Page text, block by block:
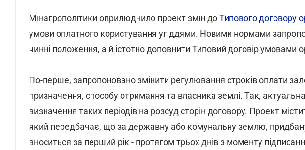
Мінагрополітики оприлюднило проект змін доТипового договору
умови оплатного користування угіддями. Новими нормами
чинні положення, а й істотно доповнити Типовий договір умовами
По-перше, запропоновано змінити регулювання строків оплати
призначення, способу отримання та власника землі. Так,
визначення таких періодів на розсуд сторін договору. Проект
який передбачає, що за державну або комунальну землю,
вноситься за перший рік - протягом трьох днів з моменту